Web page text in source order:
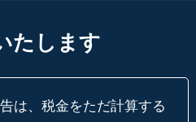
たします
は、税金をただ計算する